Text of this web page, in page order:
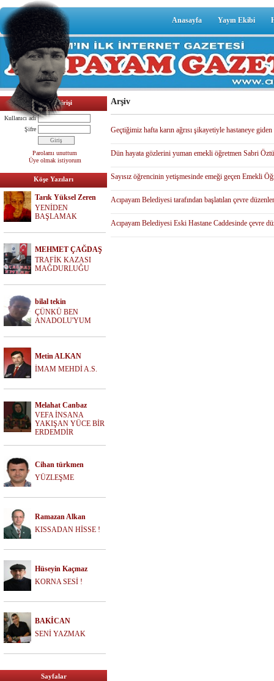
Anasayfa Yayın Ekibi
Üyelik Girişi
Kullanıcı adı
Şifre
Parolamı unuttum
Üye olmak istiyorum
Köşe Yazıları
Tarık Yüksel Zeren
YENİDEN
BAŞLAMAK
MEHMET ÇAĞDAŞ
TRAFİK KAZASI
MAĞDURLUĞU
bilal tekin
ÇÜNKÜ BEN
ANADOLU'YUM
Metin ALKAN
İMAM MEHDİ A.S.
Melahat Canbaz
VEFA İNSANA
YAKIŞAN YÜCE BİR
ERDEMDİR
Cihan türkmen
YÜZLEŞME
Ramazan Alkan
KISSADAN HİSSE !
Hüseyin Kaçmaz
KORNA SESİ !
BAKİCAN
SENİ YAZMAK
Sayfalar
Arşiv
Geçtiğimiz hafta karın ağrısı şikayetiyle hastaneye
Dün hayata gözlerini yuman emekli öğretmen Sabri
Sayısız öğrencinin yetişmesinde emeği geçen Emekli
Acıpayam Belediyesi tarafından başlatılan çevre
Acıpayam Belediyesi Eski Hastane Caddesinde çevre